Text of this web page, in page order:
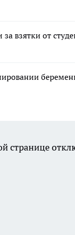
взятки от
странице